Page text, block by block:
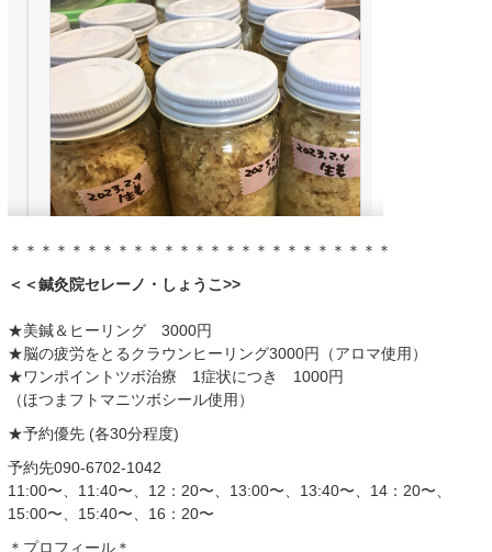
＊＊＊＊＊＊＊＊＊＊＊＊＊＊＊＊＊＊＊＊＊＊＊＊＊
＜＜鍼灸院セレーノ・しょうこ>>
★美鍼＆ヒーリング 3000円
★脳の疲労をとるクラウンヒーリング3000円（アロマ使用）
★ワンポイントツボ治療 1症状につき 1000円
（ほつまフトマニツボシール使用）
★予約優先 (各30分程度)
予約先090-6702-1042
11:00〜、11:40〜、12：20〜、13:00〜、13:40〜、14：20〜、
15:00〜、15:40〜、16：20〜
＊プロフィール＊